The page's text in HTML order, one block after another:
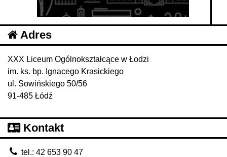
Adres
XXX Liceum Ogólnokształcące w Łodzi
im. ks. bp. Ignacego Krasickiego
ul. Sowińskiego 50/56
91-485 Łódź
Kontakt
tel.: 42 653 90 47